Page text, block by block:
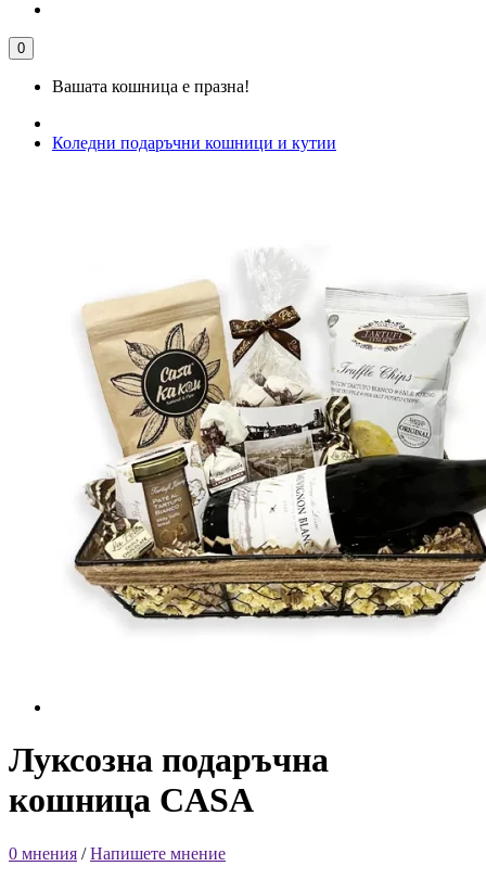
0
Вашата кошница е празна!
Коледни подаръчни кошници и кутии
Луксозна подаръчна
кошница CASA
0 мнения /Напишете мнение